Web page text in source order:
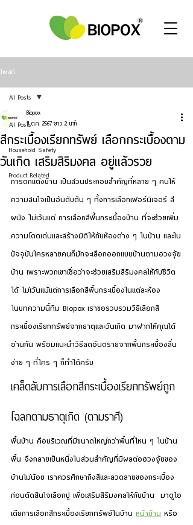
โพสต์
All Posts
Household Safety
Product Related
All Posts
สีกระเบื้องเรียกทรัพย์ เลือกกระเบื้องตาม
วันเกิด เสริมสิริมงคล อยู่แล้วรวย
Biopox
11 ต.ค. 2567 ยาว 2 นาที
การตกแต่งบ้าน เป็นส่วนประกอบสำคัญที่หลาย ๆ คนให้
ความสนใจเป็นอันดับต้น ๆ ทั้งการเลือกเฟอร์นิเจอร์ สี
ผนัง ไม่เว้นแต่ การเลือกสีพื้นกระเบื้องบ้าน ที่จะช่วยเพิ่ม
ความโดดเด่นและสร้างมิติให้กับห้องต่าง ๆ ในบ้าน และใน
ปัจจุบันใครหลายคนก็มักจะเลือกออกแบบบ้านตามฮวงจุ้ย
บ้าน เพราะพวกเขาเชื่อว่าจะช่วยเสริมสิริมงคลให้กับชีวิต
ได้ ไม่เว้นแม้แต่การเลือกสีพื้นกระเบื้องในแต่ละห้อง
ในบทความนี้ทีม Biopox เราขอรวบรวมวิธีเลือกสี
กระเบื้องเรียกทรัพย์จากธาตุและวันเกิด มาฝากให้คุณได้
อ่านกัน พร้อมแนะนำวิธีลดอันตรายจากพื้นกระเบื้องลื่น
ง่าย ๆ ที่ใคร ๆ ก็ทำได้ครับ
เคล็ดลับการเลือกสีกระเบื้องเรียกทรัพย์ถูก
โฉลกตามธาตุเกิด (ตามราศี)
พื้นบ้าน คือบริเวณที่มีขนาดใหญ่กว่าพื้นที่ไหน ๆ ในบ้าน
พื้น จึงกลายเป็นหนึ่งในส่วนสำคัญที่มีผลต่อฮวงจุ้ยของ
บ้านไม่น้อย เราควรศึกษาถึงสีและลวดลายของกระเบื้อง
ก่อนตัดสินใจเลือกปู เพื่อเสริมสิริมงคลให้กับบ้าน  มาดูไอ
เดียการเลือกสีกระเบื้องเรียกทรัพย์ในบ้าน หน้าบ้าน หรือ